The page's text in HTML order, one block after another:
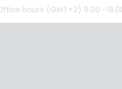
hours (GMT+2) 9.00 -